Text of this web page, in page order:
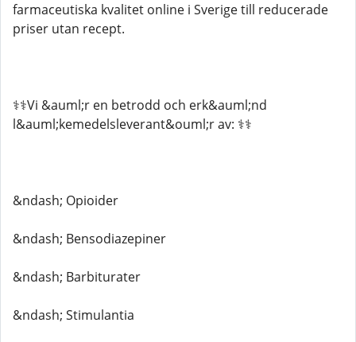
farmaceutiska kvalitet online i Sverige till reducerade
priser utan recept.
⚕️⚕️Vi &auml;r en betrodd och erk&auml;nd
l&auml;kemedelsleverant&ouml;r av: ⚕️⚕️
&ndash; Opioider
&ndash; Bensodiazepiner
&ndash; Barbiturater
&ndash; Stimulantia